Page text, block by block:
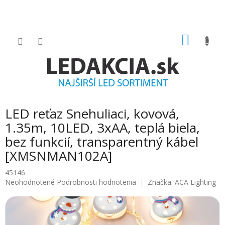
LED reťaz Snehuliaci, kovová,
1.35m, 10LED, 3xAA, teplá biela,
bez funkcií, transparentný kábel
[XMSNMAN102A]
45146
Priemerné
produktu
Neohodnotené Podrobnosti hodnotenia Značka: ACA Lighting